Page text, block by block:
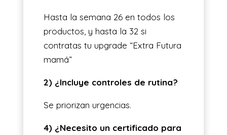
Hasta la semana 26 en todos los
productos, y hasta la 32 si
contratas tu upgrade “Extra Futura
mamá”
2) ¿Incluye controles de rutina?
Se priorizan urgencias.
4) ¿Necesito un certificado para